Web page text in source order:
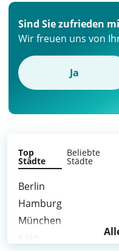
Sind Sie zufrieden
Wir freuen uns von
Ja
Top
Städte
Beliebte
Städte
Berlin
Hamburg
München